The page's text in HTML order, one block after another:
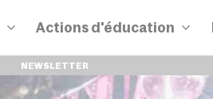
Actions d'éducation
NEWSLETTER